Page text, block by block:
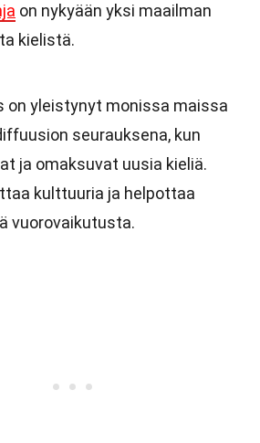
on nykyään yksi maailman
kielistä.
on yleistynyt monissa maissa
seurauksena, kun
ja omaksuvat uusia kieliä.
kulttuuria ja helpottaa
vuorovaikutusta.